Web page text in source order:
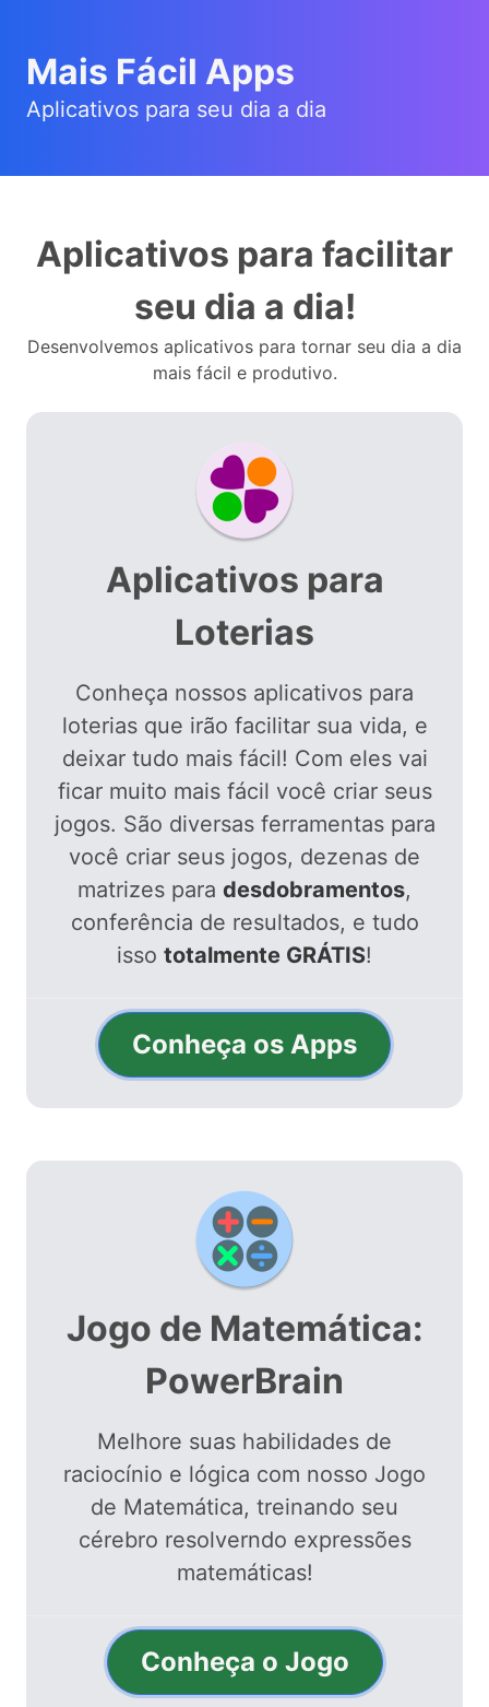
Mais Fácil Apps
Aplicativos para seu dia a dia
Aplicativos para facilitar
seu dia a dia!
Desenvolvemos aplicativos para tornar seu dia a dia
mais fácil e produtivo.
Aplicativos para
Loterias
Conheça nossos aplicativos para
loterias que irão facilitar sua vida, e
deixar tudo mais fácil! Com eles vai
ficar muito mais fácil você criar seus
jogos. São diversas ferramentas para
você criar seus jogos, dezenas de
matrizes para desdobramentos,
conferência de resultados, e tudo
isso totalmente GRÁTIS!
Conheça os Apps
Jogo de Matemática:
PowerBrain
Melhore suas habilidades de
raciocínio e lógica com nosso Jogo
de Matemática, treinando seu
cérebro resolverndo expressões
matemáticas!
Conheça o Jogo